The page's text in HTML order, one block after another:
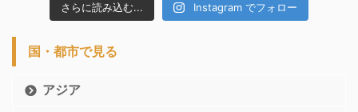
さらに読み込む... Instagram でフォロー
国・都市で見る
アジア